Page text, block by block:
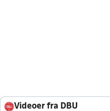
Videoer fra DBU